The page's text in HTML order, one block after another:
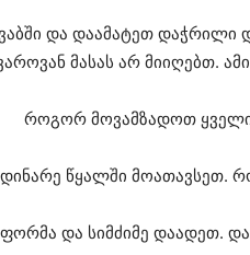
და დაამატეთ
მასას არ მიიღებთ.
წყალში მოათავსეთ.
და სიმძიმე დაადეთ.